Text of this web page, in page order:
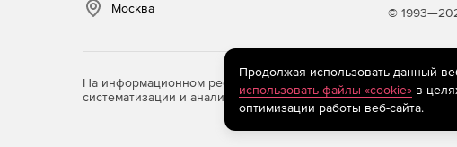
Москва ©
На информационном ресурсе store.softline.ru применяются
систематизации и анализа сведений, относящихся к
Продолжая использовать данный
использовать файлы «cookie»в
оптимизации работы веб-сайта.